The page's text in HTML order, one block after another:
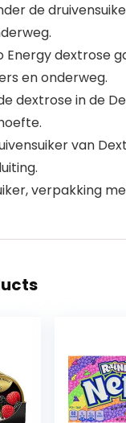
de
Energy dextrose
en onderweg.
dextrose in de
van
verpakking